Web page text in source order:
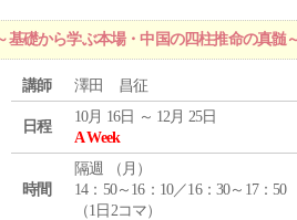
礎から学ぶ本場・中国の四柱推命の真髄
講師 澤田 昌征
日程
10月 16日 ～ 12月 25日
A Week
時間
隔週 （ 月 ）
14：50～16：10／16：30～17：50
（1日2コマ）